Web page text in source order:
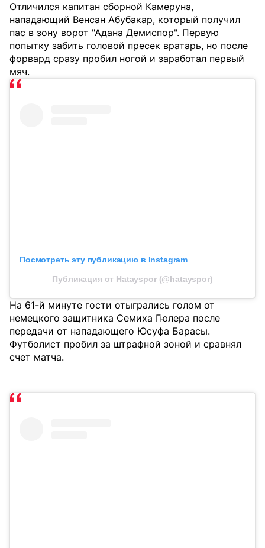
Отличился капитан сборной Камеруна,
нападающий Венсан Абубакар, который получил
пас в зону ворот "Адана Демиспор". Первую
попытку забить головой пресек вратарь, но после
форвард сразу пробил ногой и заработал первый
мяч.
Посмотреть эту публикацию в Instagram
Публикация от Hatayspor (@hatayspor)
На 61-й минуте гости отыгрались голом от
немецкого защитника Семиха Гюлера после
передачи от нападающего Юсуфа Барасы.
Футболист пробил за штрафной зоной и сравнял
счет матча.